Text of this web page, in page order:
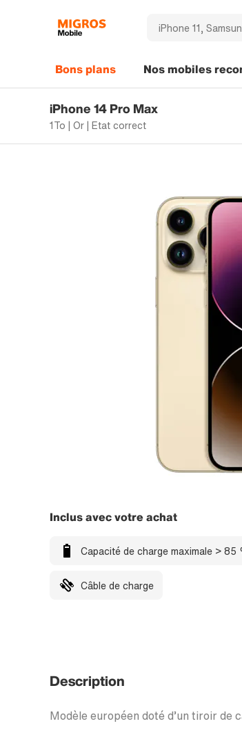
Bons plans Nos mobiles
iPhone 14 Pro Max
1To | Or | Etat correct
Inclus avec votre achat
Capacité de charge maximale > 85
Câble de charge
Description
Modèle européen doté d’un tiroir